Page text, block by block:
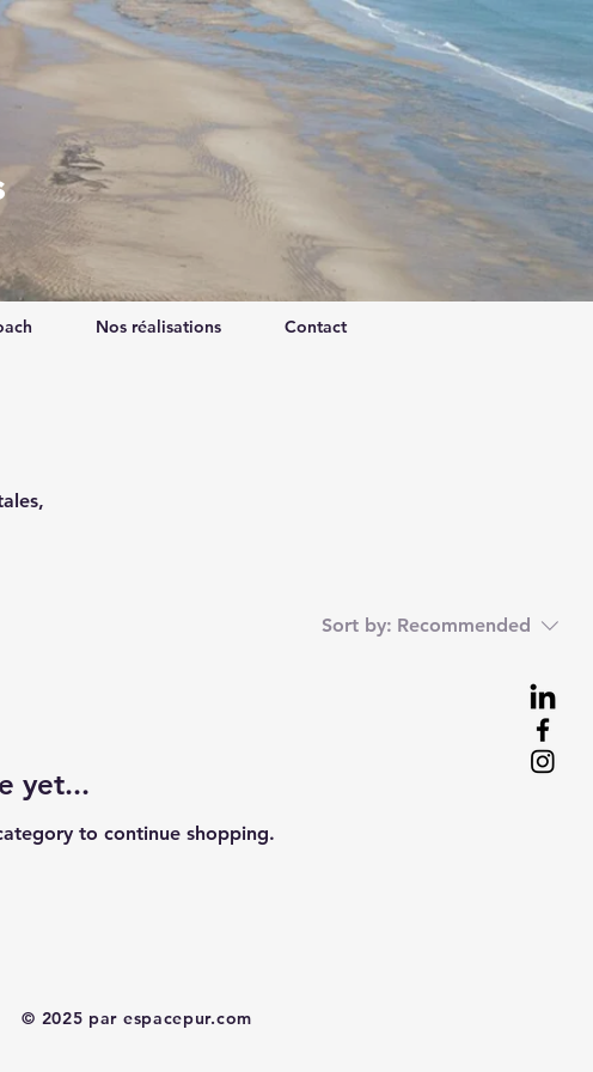
Nos réalisations Contact
Sort by: Recommended
yet...
to continue shopping.
© 2025 par espacepur.com